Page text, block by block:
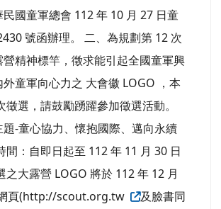
展國際童軍友誼，配合爭取國際童軍
行，特定本試行要點。 三、有關申
步驟、審查機制等請參考試行要點辦
事長核准後試行一年。
軍總會-「中華民國童軍第12次
徵選活動計畫 」請各校團踴躍參